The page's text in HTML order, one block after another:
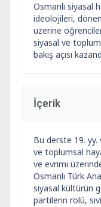
Osmanlı siyasal
ideolojileri,
üzerine
siyasal ve
bakış açısı
İçerik
Bu derste 19. yy.
ve toplumsal
ve evrimi
Osmanlı Türk
siyasal kültürün
partilerin rolü,